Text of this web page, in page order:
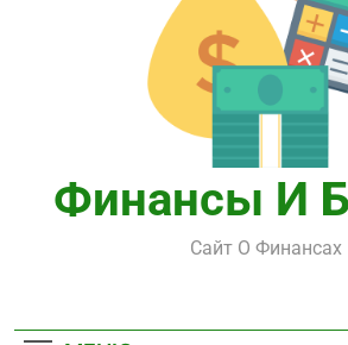
Финансы И
Сайт О Финансах